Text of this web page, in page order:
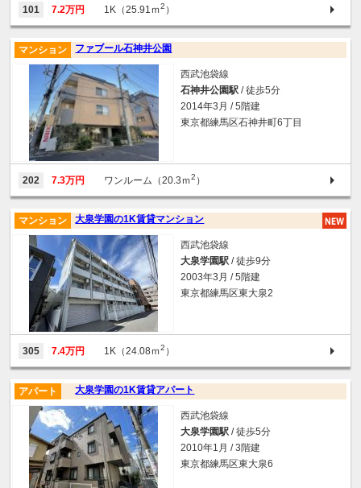
101 7.2万円 1K（25.91ｍ2 ）
ファブール石神井公園
マンション
西武池袋線
石神井公園駅 / 徒歩5分
2014年3月 / 5階建
東京都練馬区石神井町6丁目
202 7.3万円 ワンルーム（20.3ｍ2 ）
大泉学園の1K賃貸マンション
マンション
西武池袋線
大泉学園駅 / 徒歩9分
2003年3月 / 5階建
東京都練馬区東大泉2
305 7.4万円 1K（24.08ｍ2 ）
大泉学園の1K賃貸アパート
アパート
西武池袋線
大泉学園駅 / 徒歩5分
2010年1月 / 3階建
東京都練馬区東大泉6